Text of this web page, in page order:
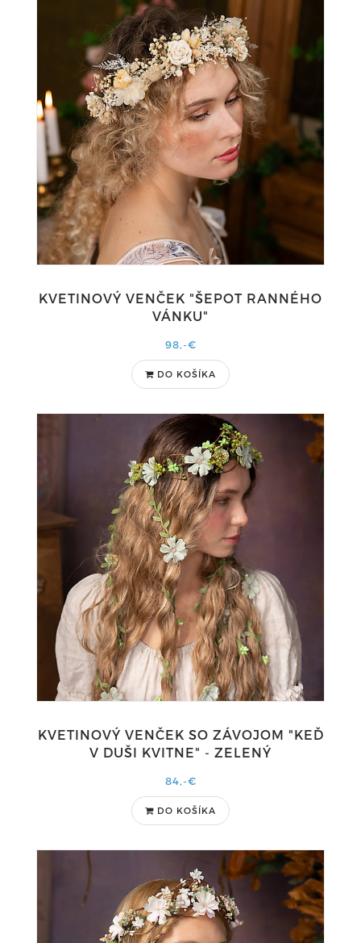
KVETINOVÝ VENČEK "ŠEPOT RANNÉHO
VÁNKU"
98,-€
DO KOŠÍKA
KVETINOVÝ VENČEK SO ZÁVOJOM "KEĎ
V DUŠI KVITNE" - ZELENÝ
84,-€
DO KOŠÍKA